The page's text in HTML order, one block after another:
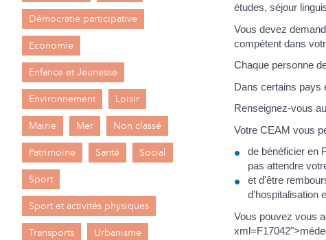
études, séjour
Vous devez
compétent dans
Chaque personne
Dans certains pays
Renseignez-vous
Votre CEAM vous
de bénéficier en
pas attendre
et d'être
d'hospitalisation
Vous pouvez vous
Démocratie participative
Economie
Enfance et Jeunesse
Environnement Loisir
Mairie Mer Non classé
Patrimoine Santé Social
Sport
Sport et activités physiques
Transports Urbanisme